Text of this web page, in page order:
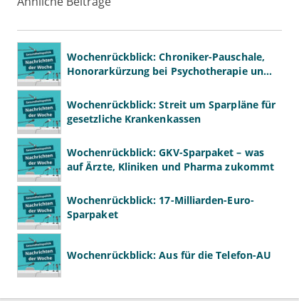
Wochenrückblick: Chroniker-Pauschale,
Honorarkürzung bei Psychotherapie und
Wochenrückblick: Streit um Sparpläne für
gesetzliche Krankenkassen
Wochenrückblick: GKV-Sparpaket – was
auf Ärzte, Kliniken und Pharma zukommt
Wochenrückblick: 17-Milliarden-Euro-
Sparpaket
Wochenrückblick: Aus für die Telefon-AU